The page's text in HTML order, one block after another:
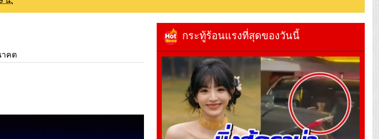
าคต
กระทู้ร้อนแรงที่สุดของวันนี้